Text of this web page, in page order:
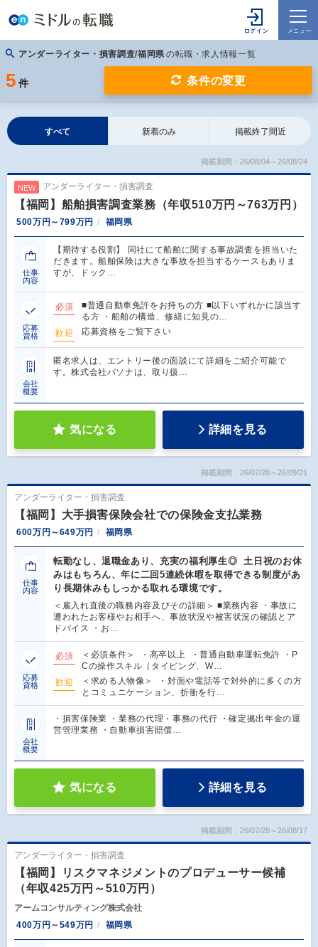
アンダーライター・損害調査/福岡県 の転職・求人情報一覧
5 件 条件の変更
すべて 新着のみ 掲載終了間近
掲載期間：26/08/04～26/08/24
NEW アンダーライター・損害調査
【福岡】船舶損害調査業務（年収510万円～763万円）
500万円～799万円 福岡県
仕事
内容
【期待する役割】 同社にて船舶に関する事故調査を担当いた
だきます。船舶保険は大きな事故を担当するケースもありま
すが、ドック…
応募
資格
必須
■普通自動車免許をお持ちの方 ■以下いずれかに該当す
る方 ・船舶の構造、修繕に知見の…
歓迎
応募資格をご覧下さい
会社
概要
匿名求人は、エントリー後の面談にて詳細をご紹介可能で
す。株式会社パソナは、取り扱…
気になる 詳細を見る
掲載期間：26/07/28～26/09/21
アンダーライター・損害調査
【福岡】大手損害保険会社での保険金支払業務
600万円～649万円 福岡県
仕事
内容
転勤なし、退職金あり、充実の福利厚生◎ 土日祝のお休
みはもちろん、年に二回5連続休暇を取得できる制度があ
り長期休みもしっかる取れる環境です。
＜雇入れ直後の職務内容及びその詳細＞ ■業務内容 ・事故に
遭われたお客様やお相手へ、事故状況や被害状況の確認とア
ドバイス ・お…
応募
資格
必須
＜必須条件＞ ・高卒以上 ・普通自動車運転免許 ・P
Cの操作スキル（タイピング、W…
歓迎
＜求める人物像＞ ・対面や電話等で対外的に多くの方
とコミュニケーション、折衝を行…
会社
概要
・損害保険業 ・業務の代理・事務の代行 ・確定拠出年金の運
営管理業務 ・自動車損害賠償…
気になる 詳細を見る
掲載期間：26/07/28～26/08/17
アンダーライター・損害調査
【福岡】リスクマネジメントのプロデューサー候補
（年収425万円～510万円）
アームコンサルティング株式会社
400万円～549万円
福岡県